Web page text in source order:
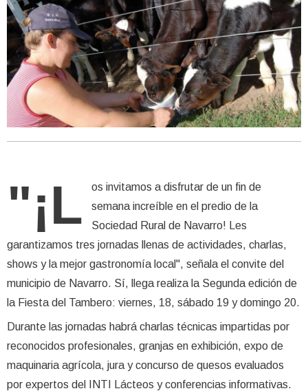
"¡L
os invitamos a disfrutar de un fin de
semana increíble en el predio de la
Sociedad Rural de Navarro! Les
garantizamos tres jornadas llenas de actividades, charlas,
shows y la mejor gastronomía local", señala el convite del
municipio de Navarro. Sí, llega realiza la Segunda edición de
la Fiesta del Tambero: viernes, 18, sábado 19 y domingo 20.
Durante las jornadas habrá charlas técnicas impartidas por
reconocidos profesionales, granjas en exhibición, expo de
maquinaria agrícola, jura y concurso de quesos evaluados
por expertos del INTI Lácteos y conferencias informativas.